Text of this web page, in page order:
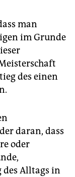
man
im Grunde
des einen
daran, dass
oder
Alltags in